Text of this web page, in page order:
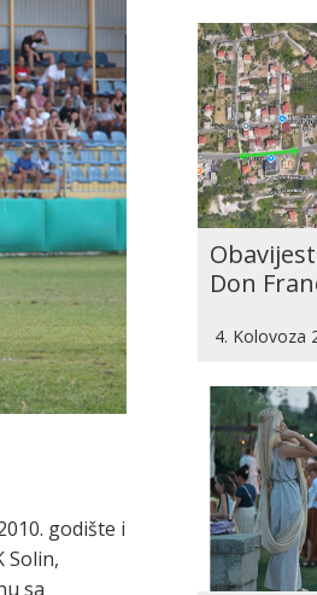
godište i
Solin,
sa
Don
4. Kolovoza